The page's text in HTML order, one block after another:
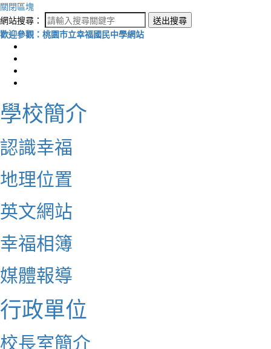
關閉區塊
網站搜尋：
送出搜尋
歡迎參觀：桃園市立幸福國民中學網站
學校簡介
認識幸福
地理位置
英文網站
幸福相簿
媒體報導
行政單位
校長室簡介